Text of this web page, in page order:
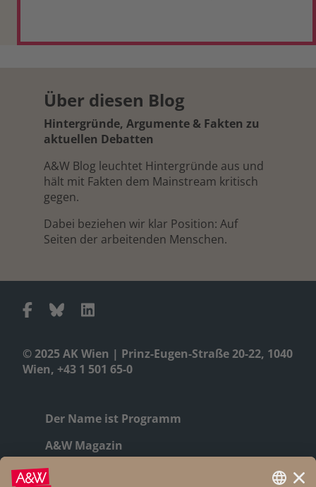
© 2025 AK Wien | Prinz-Eugen-Straße 20-22, 1040
Wien, +43 1 501 65-0
Der Name ist Programm
A&W Magazin
Geschichte
Über diesen Blog
Hintergründe, Argumente & Fakten zu
aktuellen Debatten
A&W Blog leuchtet Hintergründe aus und
hält mit Fakten dem Mainstream kritisch
gegen.
Dabei beziehen wir klar Position: Auf
Seiten der arbeitenden Menschen.